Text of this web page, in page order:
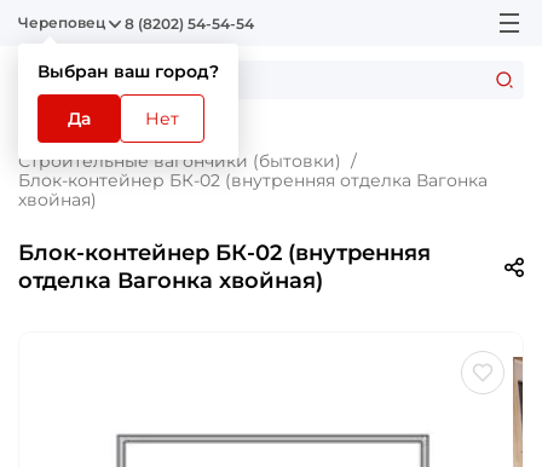
Череповец
Выбран ваш город?
Да Нет
8 (8202) 54-54-54
Главная
Каталог
Строительные вагончики (бытовки)
Блок-контейнер БК-02 (внутренняя отделка Вагонка
хвойная)
Блок-контейнер БК-02 (внутренняя
отделка Вагонка хвойная)